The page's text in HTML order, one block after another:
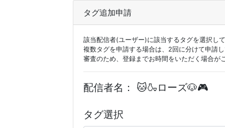
タグ追加申請
該当配信者(ユーザー)に該当するタグを選択し
複数タグを申請する場合は、2回に分けて申請
審査のため、登録までお時間をいただく場合が
配信者名： 🐱🍶ローズ🐶🎮
タグ選択